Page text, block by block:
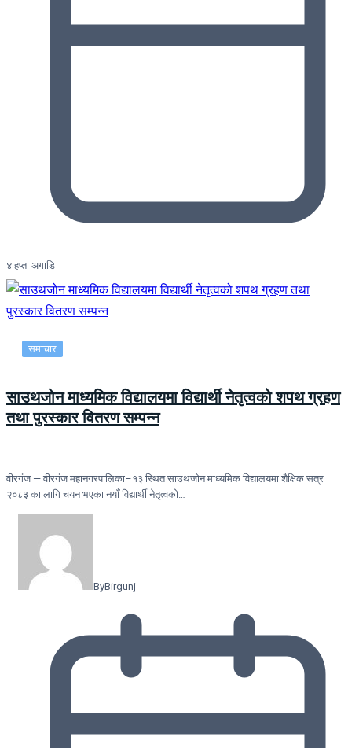
४ हप्ता अगाडि
समाचार
साउथजोन माध्यमिक विद्यालयमा विद्यार्थी नेतृत्वको शपथ ग्रहण
तथा पुरस्कार वितरण सम्पन्न
वीरगंज — वीरगंज महानगरपालिका–१३ स्थित साउथजोन माध्यमिक विद्यालयमा शैक्षिक सत्र
२०८३ का लागि चयन भएका नयाँ विद्यार्थी नेतृत्वको…
ByBirgunj